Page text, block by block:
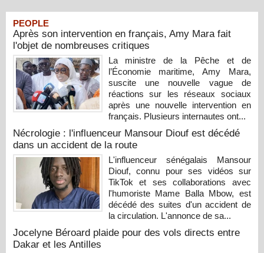
PEOPLE
Après son intervention en français, Amy Mara fait
l'objet de nombreuses critiques
La ministre de la Pêche et de
l’Économie maritime, Amy Mara,
suscite une nouvelle vague de
réactions sur les réseaux sociaux
après une nouvelle intervention en
français. Plusieurs internautes ont...
Nécrologie : l'influenceur Mansour Diouf est décédé
dans un accident de la route
L'influenceur sénégalais Mansour
Diouf, connu pour ses vidéos sur
TikTok et ses collaborations avec
l'humoriste Mame Balla Mbow, est
décédé des suites d'un accident de
la circulation. L'annonce de sa...
Jocelyne Béroard plaide pour des vols directs entre
Dakar et les Antilles